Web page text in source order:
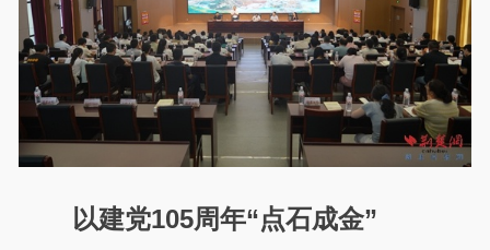
以建党105周年“点石成金”